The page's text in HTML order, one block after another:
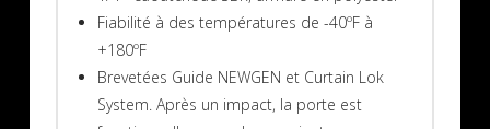
Fiabilité à des températures de -40ºF à
+180ºF
Brevetées Guide NEWGEN et Curtain Lok
System. Après un impact, la porte est